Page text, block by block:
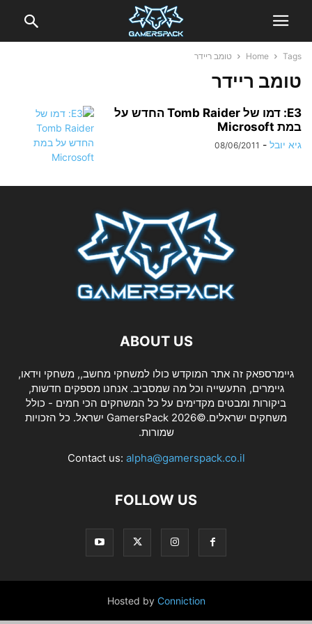
Home Tags טומב ריידר
טומב ריידר
E3: דמו של Tomb Raider החדש על
במת Microsoft
גיא יובל -
08/06/2011
ABOUT US
גיימרספאק זה אתר המוקדש כולו למשחקי מחשב,, משחקי וידאו,
גיימרים, התעשייה וכל מה שמסביב. אנחנו מספקים חדשות,
ביקורות ומבטים מקדימים על כל המשחקים הכי חמים - כולל
משחקים ישראלים.©2026 GamersPack ישראל. כל הזכויות
שמורות.
Contact us: alpha@gamerspack.co.il
FOLLOW US
Hosted by Conniction